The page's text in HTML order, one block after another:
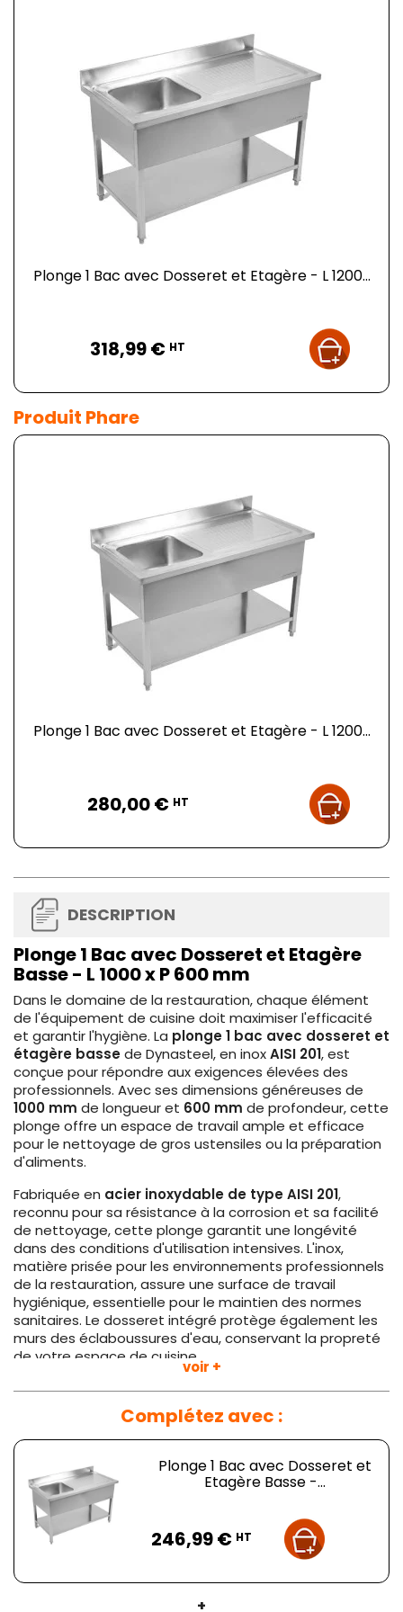
Plonge 1 Bac avec Dosseret et Etagère - L 1200...
318,99 € HT
Produit Phare
Plonge 1 Bac avec Dosseret et Etagère - L 1200...
280,00 € HT
DESCRIPTION
Plonge 1 Bac avec Dosseret et Etagère
Basse - L 1000 x P 600 mm
Dans le domaine de la restauration, chaque élément
de l'équipement de cuisine doit maximiser l'efficacité
et garantir l'hygiène. La plonge 1 bac avec dosseret et
étagère bassede Dynasteel, en inoxAISI 201, est
conçue pour répondre aux exigences élevées des
professionnels. Avec ses dimensions généreuses de
1000 mm de longueur et 600 mm de profondeur, cette
plonge offre un espace de travail ample et efficace
pour le nettoyage de gros ustensiles ou la préparation
d'aliments.
Fabriquée en acier inoxydable de type AISI 201,
reconnu pour sa résistance à la corrosion et sa facilité
de nettoyage, cette plonge garantit une longévité
dans des conditions d'utilisation intensives. L'inox,
matière prisée pour les environnements professionnels
de la restauration, assure une surface de travail
hygiénique, essentielle pour le maintien des normes
sanitaires. Le dosseret intégré protège également les
murs des éclaboussures d'eau, conservant la propreté
de votre espace de cuisine.
Le design réfléchi inclut un égouttoir à droite,
permettant une gestion efficace de l'espace et
facilitant les tâches de séchage après lavage. De plus,
la présence d'uneétagère basseaugmente l'espace
de stockage accessible, permettant de garder à
portée de main les nécessités quotidiennes ou de
stocker temporairement des ustensiles et produits de
nettoyage, optimisant ainsi le flux de travail dans la
cuisine.
Le choix d'un modèle sans portes facilite l’accès rapide
à l’étagère basse et élimine les obstacles, réduisant
ainsi le temps de préparation et augmentant la
voir +
Complétez avec :
Plonge 1 Bac avec Dosseret et
Etagère Basse -...
246,99 € HT
+